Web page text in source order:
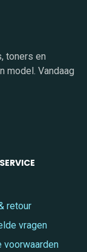
toners en
model. Vandaag
retour
vragen
voorwaarden